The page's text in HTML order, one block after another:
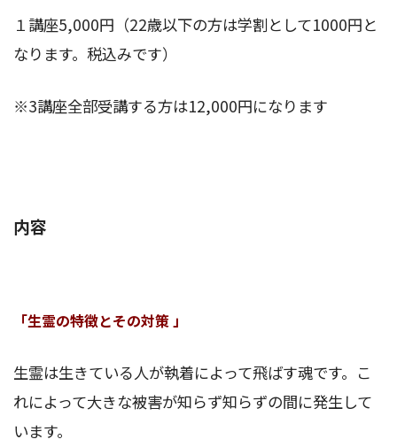
１講座5,000円（22歳以下の方は学割として1000円と
なります。税込みです）
※3講座全部受講する方は12,000円になります
内容
「生霊の特徴とその対策 」
生霊は生きている人が執着によって飛ばす魂です。こ
れによって大きな被害が知らず知らずの間に発生して
います。